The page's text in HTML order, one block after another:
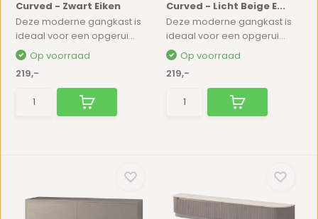
Curved - Zwart Eiken
Deze moderne gangkast is
ideaal voor een opgerui...
Op voorraad
219,-
Curved - Licht Beige E...
Deze moderne gangkast is
ideaal voor een opgerui...
Op voorraad
219,-